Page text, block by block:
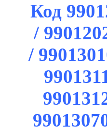
Код
/ 990120
/